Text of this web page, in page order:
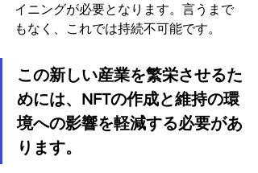
イニングが必要となります。言うまで
もなく、これでは持続不可能です。
この新しい産業を繁栄させるた
めには、NFTの作成と維持の環
境への影響を軽減する必要があ
ります。